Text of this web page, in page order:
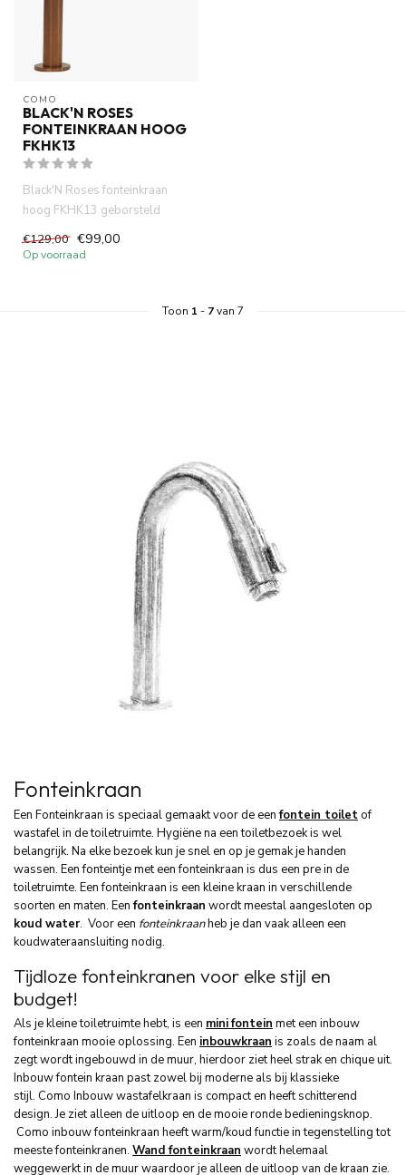
COMO
BLACK'N ROSES
FONTEINKRAAN HOOG
FKHK13
Black'N Roses fonteinkraan
hoog FKHK13 geborsteld
...
€129,00 €99,00
Op voorraad
Toon 1 - 7van 7
Fonteinkraan
Een Fonteinkraan is speciaal gemaakt voor de eenfontein toiletof
wastafel in de toiletruimte. Hygiëne na een toiletbezoek is wel
belangrijk. Na elke bezoek kun je snel en op je gemak je handen
wassen. Een fonteintje met een fonteinkraan is dus een pre in de
toiletruimte. Een fonteinkraan is een kleine kraan in verschillende
soorten en maten. Eenfonteinkraan wordt meestal aangesloten op
koud water. Voor een fonteinkraanheb je dan vaak alleen een
koudwateraansluiting nodig.
Tijdloze fonteinkranen voor elke stijl en
budget!
Als je kleine toiletruimte hebt, is een minifontein met een inbouw
fonteinkraan mooie oplossing. Een inbouwkraan is zoals de naam al
zegt wordt ingebouwd in de muur, hierdoor ziet heel strak en chique uit.
Inbouw fontein kraan past zowel bij moderne als bij klassieke
stijl. Como Inbouw wastafelkraan is compact en heeft schitterend
design. Je ziet alleen de uitloop en de mooie ronde bedieningsknop.
Como inbouw fonteinkraan heeft warm/koud functie in tegenstelling tot
meeste fonteinkranen. Wand fonteinkraan wordt helemaal
weggewerkt in de muur waardoor je alleen de uitloop van de kraan zie.